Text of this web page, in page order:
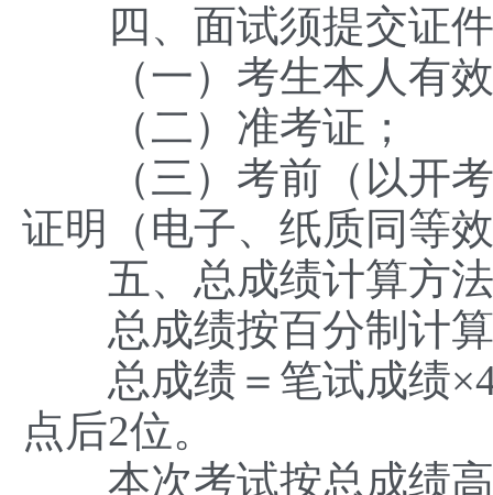
四、面试须提交证
（一）考生本人有效
（二）准考证；
（三）考前（以开考
证明（电子、纸质同等
五、总成绩计算方法
总成绩按百分制计算
总成绩＝笔试成绩
点后2位。
本次考试按总成绩高